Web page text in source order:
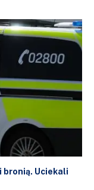
bronią. Uciekali